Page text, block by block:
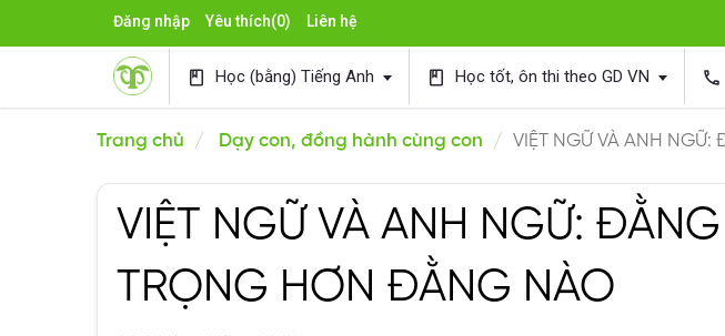
Đăng nhập Yêu thích(0) Liên hệ
book Học (bằng) Tiếng Anh book Học tốt, ôn thi theo GD VN phone
Trang chủ Dạy con, đồng hành cùng con VIỆT NGỮ VÀ ANH
VIỆT NGỮ VÀ ANH NGỮ:
TRỌNG HƠN ĐẰNG NÀO